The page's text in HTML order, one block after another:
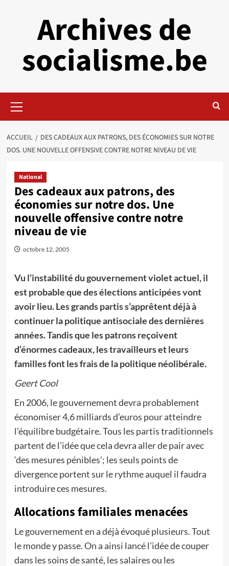
Archives de
socialisme.be
principal
ACCUEIL
DES CADEAUX AUX PATRONS, DES ÉCONOMIES SUR NOTRE
DOS. UNE NOUVELLE OFFENSIVE CONTRE NOTRE NIVEAU DE VIE
National
Des cadeaux aux patrons, des
économies sur notre dos. Une
nouvelle offensive contre notre
niveau de vie
octobre 12, 2005
Vu l’instabilité du gouvernement violet actuel, il
est probable que des élections anticipées vont
avoir lieu. Les grands partis s’apprêtent déjà à
continuer la politique antisociale des dernières
années. Tandis que les patrons reçoivent
d’énormes cadeaux, les travailleurs et leurs
familles font les frais de la politique néolibérale.
Geert Cool
En 2006, le gouvernement devra probablement
économiser 4,6 milliards d’euros pour atteindre
l’équilibre budgétaire. Tous les partis traditionnels
partent de l’idée que cela devra aller de pair avec
‘des mesures pénibles’; les seuls points de
divergence portent sur le rythme auquel il faudra
introduire ces mesures.
Allocations familiales menacées
Le gouvernement en a déjà évoqué plusieurs. Tout
le monde y passe. On a ainsi lancé l’idée de couper
dans les soins de santé, les salaires ou les